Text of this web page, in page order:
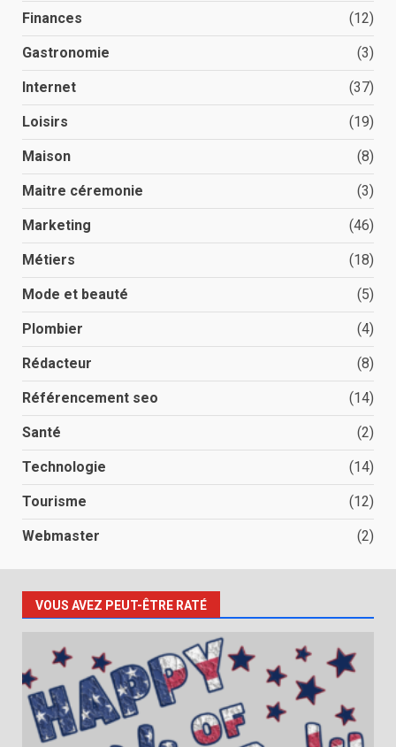
Finances (12)
Gastronomie (3)
Internet (37)
Loisirs (19)
Maison (8)
Maitre céremonie (3)
Marketing (46)
Métiers (18)
Mode et beauté (5)
Plombier (4)
Rédacteur (8)
Référencement seo (14)
Santé (2)
Technologie (14)
Tourisme (12)
Webmaster (2)
VOUS AVEZ PEUT-ÊTRE RATÉ